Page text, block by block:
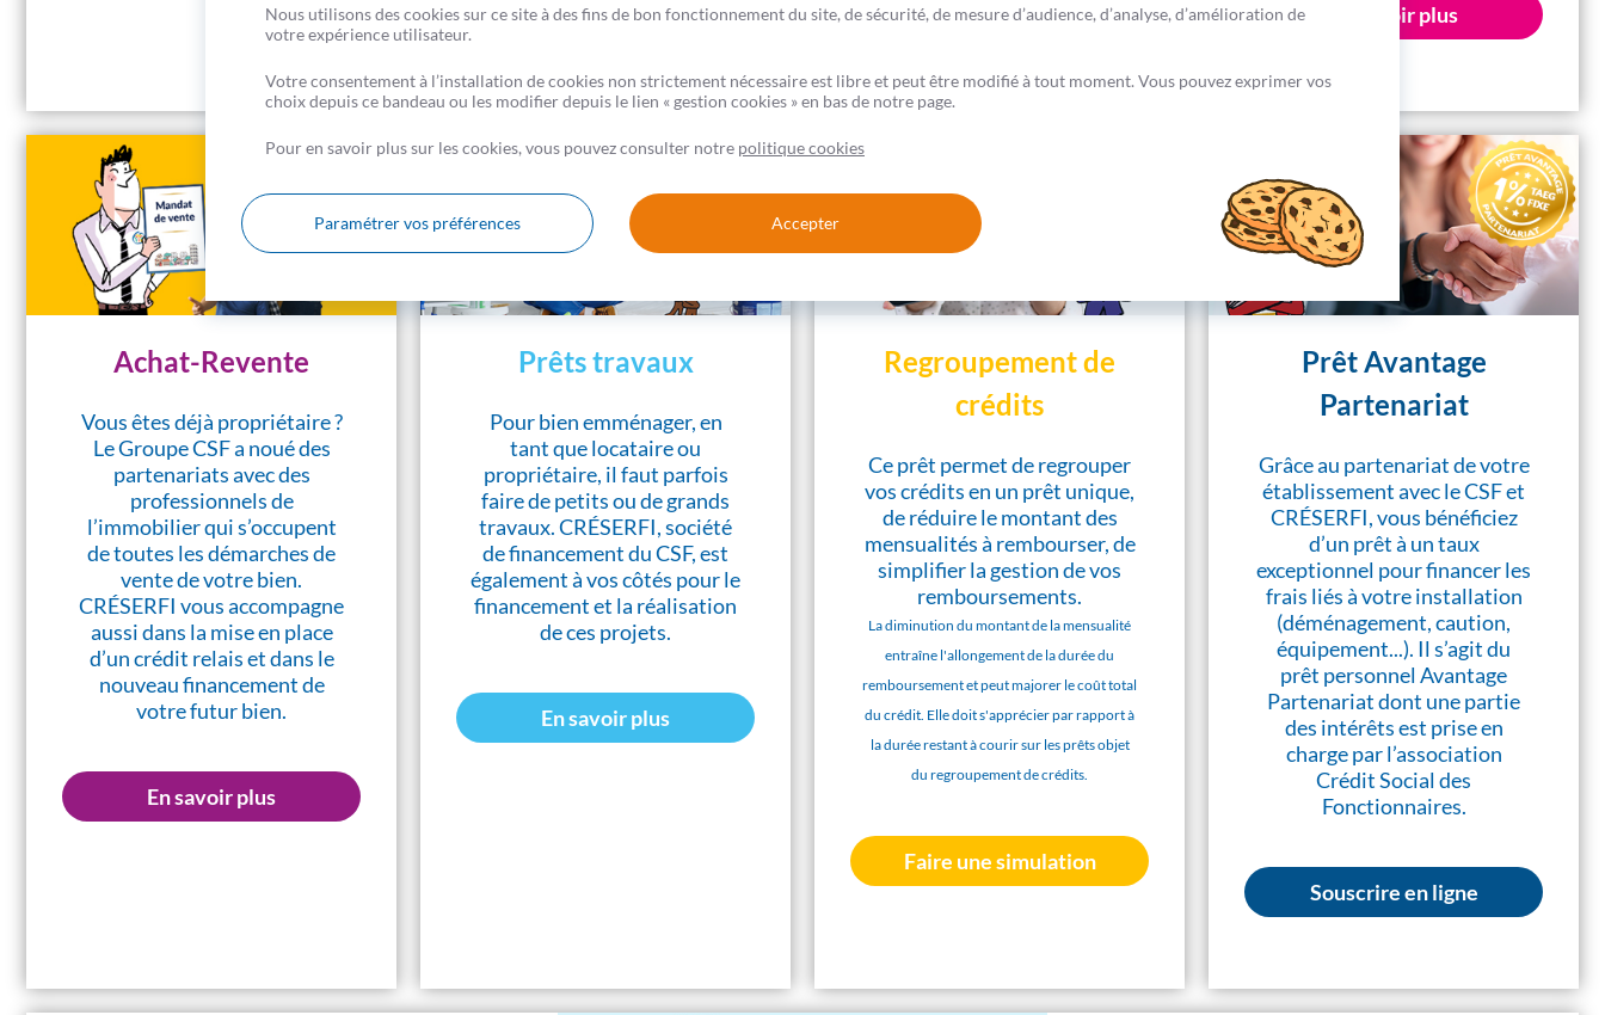
En savoir plus
Achat-Revente
Vous êtes déjà propriétaire ?
Le Groupe CSF a noué des
partenariats avec des
professionnels de
l’immobilier qui s’occupent
de toutes les démarches de
vente de votre bien.
CRÉSERFI vous accompagne
aussi dans la mise en place
d’un crédit relais et dans le
nouveau financement de
votre futur bien.
En savoir plus
Prêts travaux
Pour bien emménager, en
tant que locataire ou
propriétaire, il faut parfois
faire de petits ou de grands
travaux. CRÉSERFI, société
de financement du CSF, est
également à vos côtés pour le
financement et la réalisation
de ces projets.
En savoir plus
Regroupement de
crédits
Ce prêt permet de regrouper
vos crédits en un prêt unique,
de réduire le montant des
mensualités à rembourser, de
simplifier la gestion de vos
remboursements.
La diminution du montant de la mensualité
entraîne l'allongement de la durée du
remboursement et peut majorer le coût total
du crédit. Elle doit s'apprécier par rapport à
la durée restant à courir sur les prêts objet
du regroupement de crédits.
Faire une simulation
Prêt Avantage
Partenariat
Grâce au partenariat de votre
établissement avec le CSF et
CRÉSERFI, vous bénéficiez
d’un prêt à un taux
exceptionnel pour financer les
frais liés à votre installation
(déménagement, caution,
équipement...). Il s’agit du
prêt personnel Avantage
Partenariat dont une partie
des intérêts est prise en
charge par l’association
Crédit Social des
Fonctionnaires.
Souscrire en ligne
Nous utilisons des cookies sur ce site à des fins de bon fonctionnement du site, de sécurité, de mesure d’audience, d’analyse, d’amélioration de
votre expérience utilisateur.
Votre consentement à l’installation de cookies non strictement nécessaire est libre et peut être modifié à tout moment. Vous pouvez exprimer vos
choix depuis ce bandeau ou les modifier depuis le lien « gestion cookies » en bas de notre page.
Pour en savoir plus sur les cookies, vous pouvez consulter notre politique cookies
Paramétrer vos préférences Accepter